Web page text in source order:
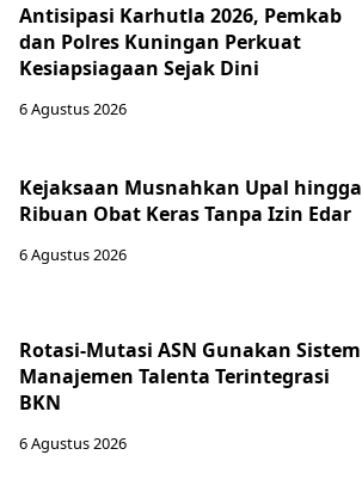
Antisipasi Karhutla 2026, Pemkab
dan Polres Kuningan Perkuat
Kesiapsiagaan Sejak Dini
6 Agustus 2026
Kejaksaan Musnahkan Upal hingga
Ribuan Obat Keras Tanpa Izin Edar
6 Agustus 2026
Rotasi-Mutasi ASN Gunakan Sistem
Manajemen Talenta Terintegrasi
BKN
6 Agustus 2026